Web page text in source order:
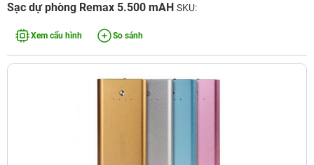
Sạc dự phòng Remax 5.500 mAH SKU:
Xem cấu hình So sánh